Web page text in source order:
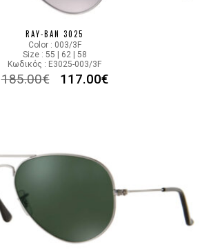
RAY-BAN 3025
Color : 003/3F
Size : 55 | 62 | 58
Κωδικός : E3025-003/3F
185.00€ 117.00€